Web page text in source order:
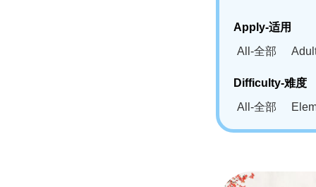
Apply-适用
All-全部
Difficulty-难度
All-全部